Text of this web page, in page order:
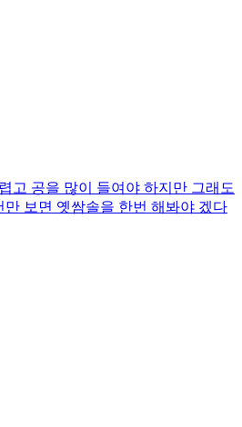
고 공을 많이 들여야 하지만 그래도
만 보면 옛쌈솔을 한번 해봐야 겠다